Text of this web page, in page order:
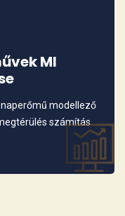
MI
modellező
számítás